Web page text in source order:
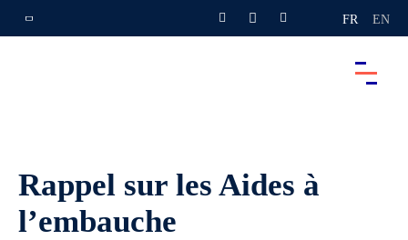
FR EN
Rappel sur les Aides à
l’embauche